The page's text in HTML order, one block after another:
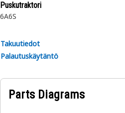
Puskutraktori
6A6S
Takuutiedot
Palautuskäytäntö
Parts Diagrams